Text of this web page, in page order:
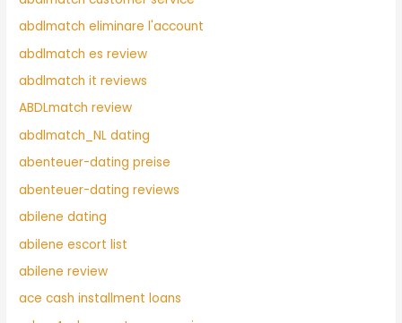
abdlmatch eliminare l'account
abdlmatch es review
abdlmatch it reviews
ABDLmatch review
abdlmatch_NL dating
abenteuer-dating preise
abenteuer-dating reviews
abilene dating
abilene escort list
abilene review
ace cash installment loans